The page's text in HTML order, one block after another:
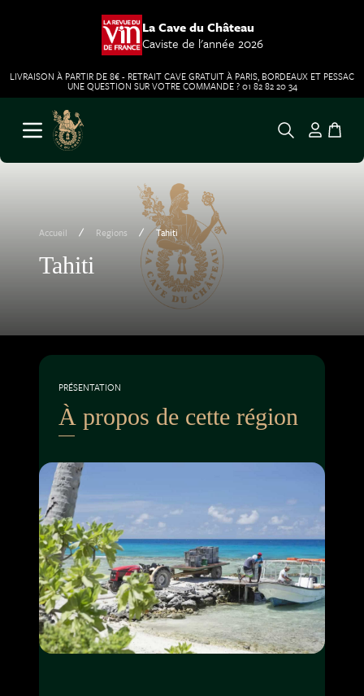
La Cave du Château
Caviste de l'année 2026
LIVRAISON À PARTIR DE 8€ - RETRAIT CAVE GRATUIT À PARIS, BORDEAUX ET PESSAC
UNE QUESTION SUR VOTRE COMMANDE ? 01 82 82 20 34
Aller au contenu
Ouvrir le menu
Accueil / Regions / Tahiti
Tahiti
PRÉSENTATION
À propos de cette région